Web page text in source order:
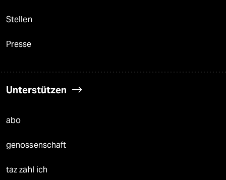
Stellen
Presse
Unterstützen
abo
genossenschaft
taz zahl ich